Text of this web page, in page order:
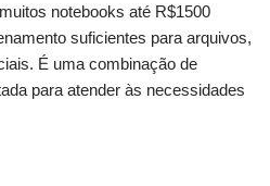
notebooks até R$1500
suficientes para arquivos,
É uma combinação de
para atender às necessidades